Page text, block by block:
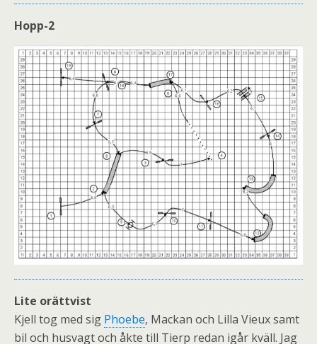
Hopp-2
Lite orättvist
Kjell tog med sig Phoebe, Mackan och Lilla Vieux samt
bil och husvagt och åkte till Tierp redan igår kväll. Jag